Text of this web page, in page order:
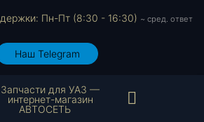
Пн-Пт (8:30 - 16:30) ~ сред. ответ
Наш Telegram
или